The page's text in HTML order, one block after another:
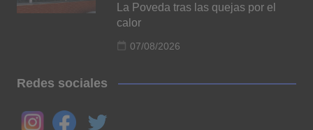
La Poveda tras las quejas por el
calor
07/08/2026
Redes sociales